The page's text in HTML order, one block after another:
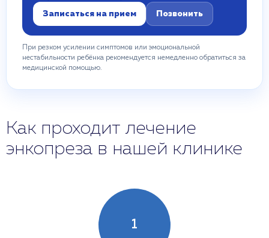
Записаться на прием Позвонить
При резком усилении симптомов или эмоциональной
нестабильности ребёнка рекомендуется немедленно обратиться за
медицинской помощью.
Как проходит лечение
энкопреза в нашей клинике
1